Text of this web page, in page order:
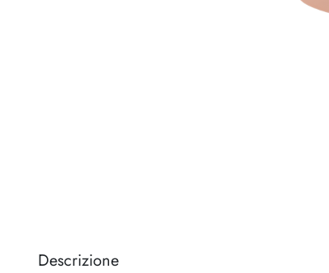
della
Descrizione